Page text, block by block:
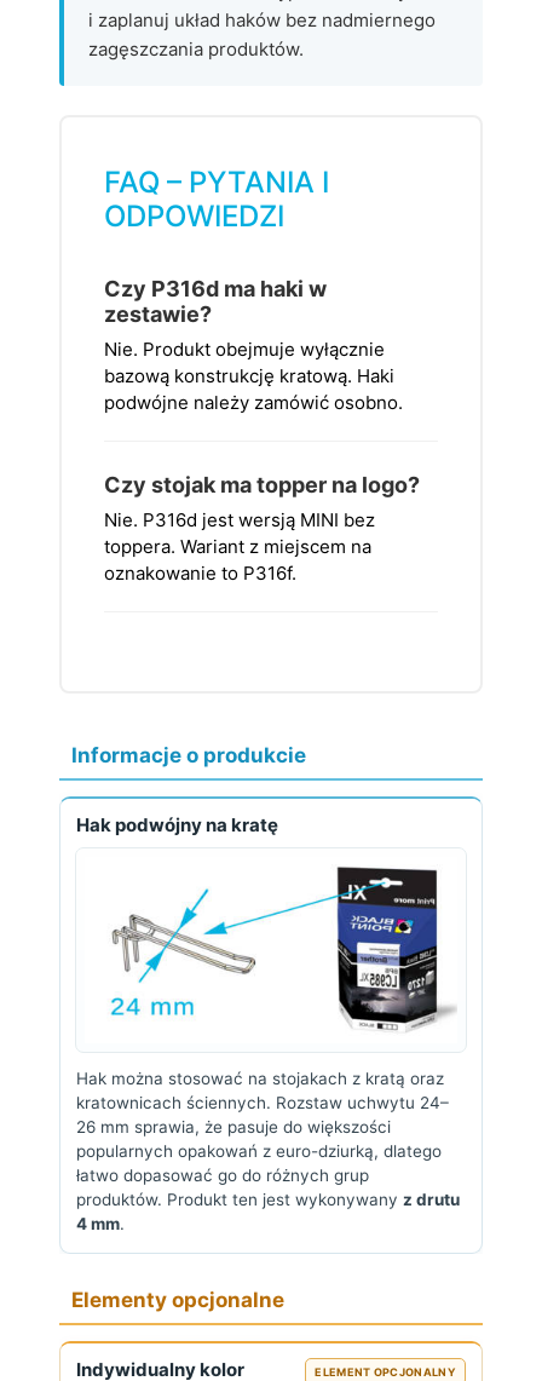
i zaplanuj układ haków bez nadmiernego
zagęszczania produktów.
FAQ – PYTANIA I
ODPOWIEDZI
Czy P316d ma haki w
zestawie?
Nie. Produkt obejmuje wyłącznie
bazową konstrukcję kratową. Haki
podwójne należy zamówić osobno.
Czy stojak ma topper na logo?
Nie. P316d jest wersją MINI bez
toppera. Wariant z miejscem na
oznakowanie to P316f.
Informacje o produkcie
Hak podwójny na kratę
Hak można stosować na stojakach z kratą oraz
kratownicach ściennych. Rozstaw uchwytu 24–
26 mm sprawia, że pasuje do większości
popularnych opakowań z euro-dziurką, dlatego
łatwo dopasować go do różnych grup
produktów. Produkt ten jest wykonywany z drutu
4 mm.
Elementy opcjonalne
Indywidualny kolor
ELEMENT OPCJONALNY